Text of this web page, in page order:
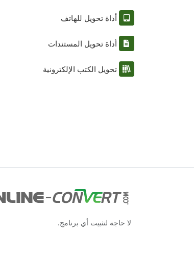
أداة تحويل للهاتف
أداة تحويل المستندات
تحويل الكتب الإلكترونية
لا حاجة لتثبيت أي برنامج.